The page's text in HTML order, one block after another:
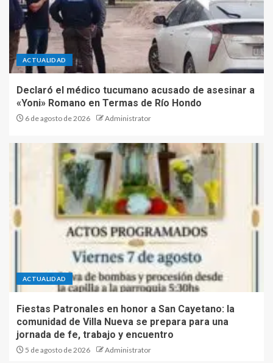
ACTUALIDAD
Declaró el médico tucumano acusado de asesinar a
«Yoni» Romano en Termas de Río Hondo
6 de agosto de 2026 Administrator
ACTUALIDAD
Fiestas Patronales en honor a San Cayetano: la
comunidad de Villa Nueva se prepara para una
jornada de fe, trabajo y encuentro
5 de agosto de 2026 Administrator